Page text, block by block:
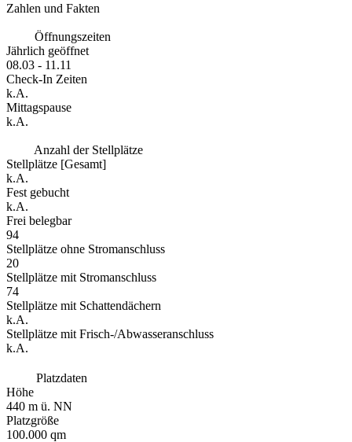
Zahlen und Fakten
Öffnungszeiten
Jährlich geöffnet
08.03 - 11.11
Check-In Zeiten
k.A.
Mittagspause
k.A.
Anzahl der Stellplätze
Stellplätze [Gesamt]
k.A.
Fest gebucht
k.A.
Frei belegbar
94
Stellplätze ohne Stromanschluss
20
Stellplätze mit Stromanschluss
74
Stellplätze mit Schattendächern
k.A.
Stellplätze mit Frisch-/Abwasseranschluss
k.A.
Platzdaten
Höhe
440 m ü. NN
Platzgröße
100.000 qm